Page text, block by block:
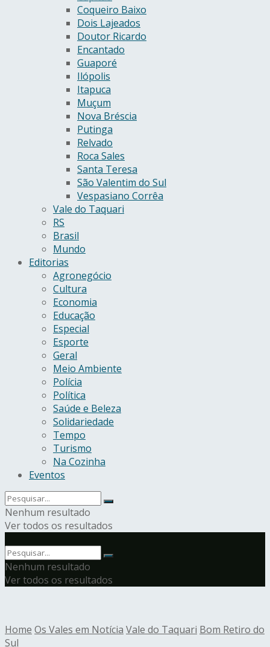
Coqueiro Baixo
Dois Lajeados
Doutor Ricardo
Encantado
Guaporé
Ilópolis
Itapuca
Muçum
Nova Bréscia
Putinga
Relvado
Roca Sales
Santa Teresa
São Valentim do Sul
Vespasiano Corrêa
Vale do Taquari
RS
Brasil
Mundo
Editorias
Agronegócio
Cultura
Economia
Educação
Especial
Esporte
Geral
Meio Ambiente
Polícia
Política
Saúde e Beleza
Solidariedade
Tempo
Turismo
Na Cozinha
Eventos
Nenhum resultado
Ver todos os resultados
Nenhum resultado
Ver todos os resultados
Home Os Vales em Notícia Vale do Taquari Bom Retiro do
Sul